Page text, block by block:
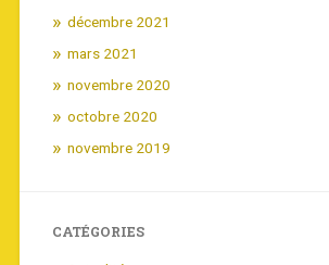
décembre 2021
mars 2021
novembre 2020
octobre 2020
novembre 2019
CATÉGORIES